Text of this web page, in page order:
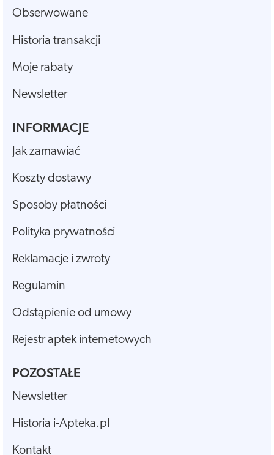
Obserwowane
Historia transakcji
Moje rabaty
Newsletter
INFORMACJE
Jak zamawiać
Koszty dostawy
Sposoby płatności
Polityka prywatności
Reklamacje i zwroty
Regulamin
Odstąpienie od umowy
Rejestr aptek internetowych
POZOSTAŁE
Newsletter
Historia i-Apteka.pl
Kontakt